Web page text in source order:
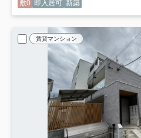
敷0 即入居可 新築
賃貸マンション